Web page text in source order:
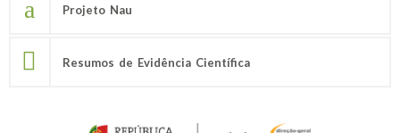
Projeto Nau
Resumos de Evidência Científica